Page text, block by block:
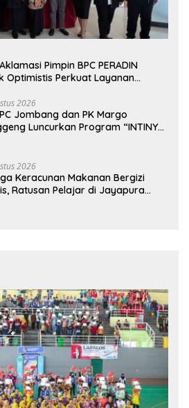
Pimpin BPC PERADIN
Optimistis Perkuat Layanan
2026
Jombang dan PK Margo
Luncurkan Program “INTINYA
2026
Keracunan Makanan Bergizi
Ratusan Pelajar di Jayapura